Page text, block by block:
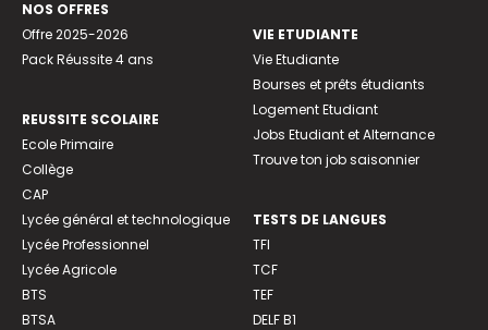
NOS OFFRES
Offre 2025-2026
Pack Réussite 4 ans
REUSSITE SCOLAIRE
Ecole Primaire
Collège
CAP
Lycée général et technologique
Lycée Professionnel
Lycée Agricole
BTS
BTSA
VIE ETUDIANTE
Vie Etudiante
Bourses et prêts étudiants
Logement Etudiant
Jobs Etudiant et Alternance
Trouve ton job saisonnier
TESTS DE LANGUES
TFI
TCF
TEF
DELF B1